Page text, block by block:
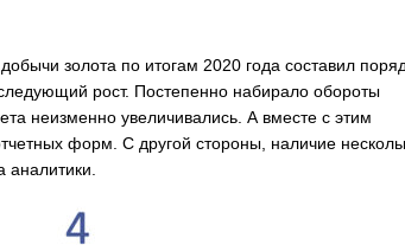
золота по итогам 2020 года составил
рост. Постепенно набирало обороты
неизменно увеличивались. А вместе с этим
форм. С другой стороны, наличие